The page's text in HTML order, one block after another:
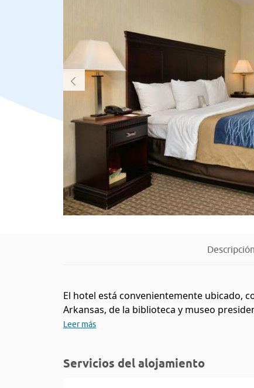
Descripción
El hotel está convenientemente ubicado,
Arkansas, de la biblioteca y museo
Leer más
Servicios del alojamiento